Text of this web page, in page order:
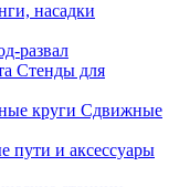
насадки
развал
Стенды для
Сдвижные
пути и аксессуары